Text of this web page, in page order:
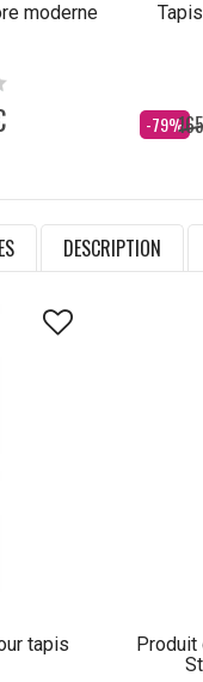
moderne
-79%
Dès
DESCRIPTION
tapis